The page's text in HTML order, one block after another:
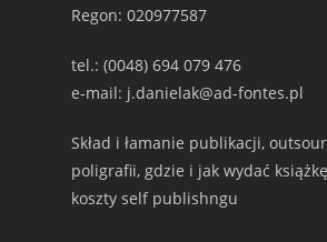
Regon: 020977587
tel.: (0048) 694 079 476
e-mail: j.danielak@ad-fontes.pl
Skład i łamanie publikacji,
poligrafii, gdzie i jak wydać
koszty self publishngu